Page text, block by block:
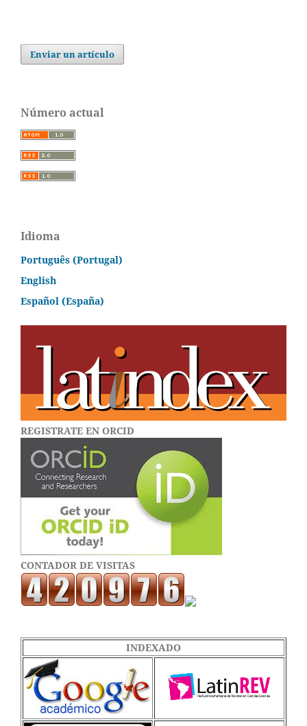
Enviar un artículo
Número actual
Idioma
Português (Portugal)
English
Español (España)
REGISTRATE EN ORCID
CONTADOR DE VISITAS
INDEXADO